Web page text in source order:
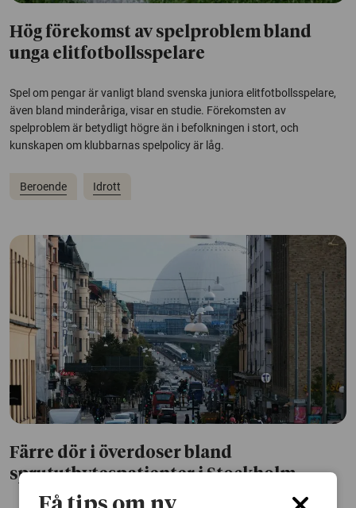
Hög förekomst av spelproblem bland
unga elitfotbollsspelare
Spel om pengar är vanligt bland svenska juniora elitfotbollsspelare,
även bland minderåriga, visar en studie. Förekomsten av
spelproblem är betydligt högre än i befolkningen i stort, och
kunskapen om klubbarnas spelpolicy är låg.
Beroende Idrott
Färre dör i överdoser bland
sprututbytespatienter i Stockholm